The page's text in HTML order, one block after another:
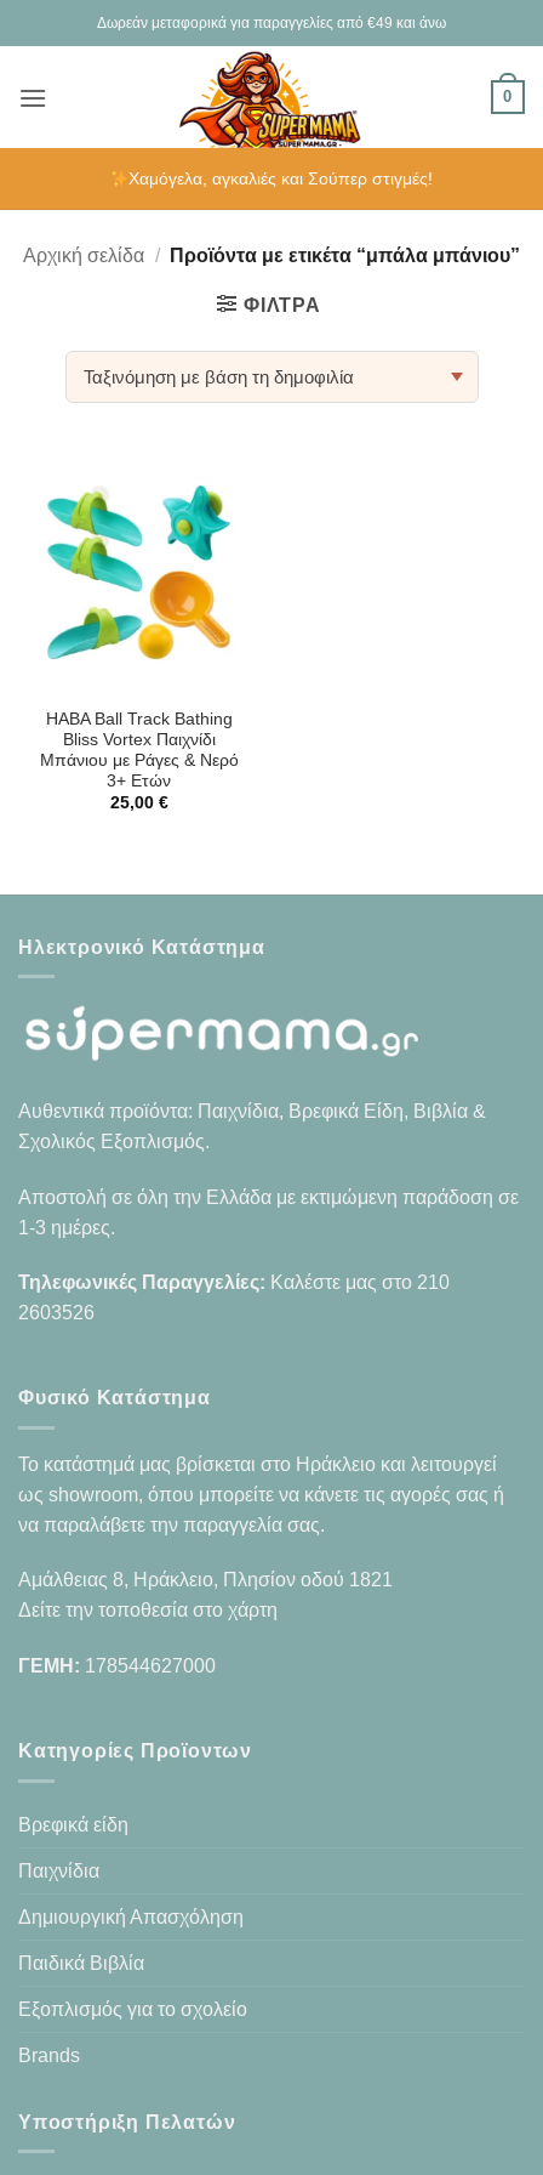
στο
Δωρεάν μεταφορικά για παραγγελίες από €49 και άνω
0
Χαμόγελα, αγκαλιές και Σούπερ στιγμές!
Αρχική σελίδα / Προϊόντα με ετικέτα “μπάλα μπάνιου”
ΦΊΛΤΡΑ
HABA Ball Track Bathing
Bliss Vortex Παιχνίδι
Μπάνιου με Ράγες & Νερό
3+ Ετών
25,00 €
Ηλεκτρονικό Κατάστημα
Αυθεντικά προϊόντα: Παιχνίδια, Βρεφικά Είδη, Βιβλία &
Σχολικός Εξοπλισμός.
Αποστολή σε όλη την Ελλάδα με εκτιμώμενη παράδοση σε
1-3 ημέρες.
Τηλεφωνικές Παραγγελίες: Καλέστε μας στο 210
2603526
Φυσικό Κατάστημα
Το κατάστημά μας βρίσκεται στο Ηράκλειο και λειτουργεί
ως showroom, όπου μπορείτε να κάνετε τις αγορές σας ή
να παραλάβετε την παραγγελία σας.
Αμάλθειας 8, Ηράκλειο, Πλησίον οδού 1821
Δείτε την τοποθεσία στο χάρτη
ΓΕΜΗ: 178544627000
Κατηγορίες Προϊοντων
Βρεφικά είδη
Παιχνίδια
Δημιουργική Απασχόληση
Παιδικά Βιβλία
Εξοπλισμός για το σχολείο
Brands
Υποστήριξη Πελατών